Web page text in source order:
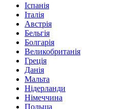
Іспанія
Італія
Австрія
Бельгія
Болгарія
Великобританія
Греція
Данія
Мальта
Нідерланди
Німеччина
Польща